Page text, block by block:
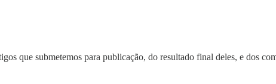
que submetemos para publicação, do resultado final deles, e dos